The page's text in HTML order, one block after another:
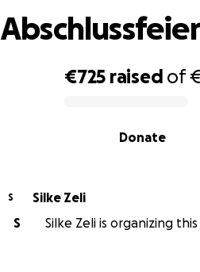
€725 raised of
Donate
S
Silke Zeli
S
Silke Zeli is organizing